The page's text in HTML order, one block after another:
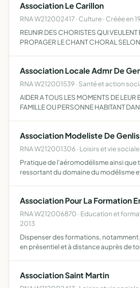
Association Le Carillon
RNA W212002417 · Culture · Créée en
REUNIR DES CHORISTES QUI VEULENT
PROPAGER LE CHANT CHORAL SELON
Association Locale Admr De
RNA W212001539 · Santé et action
AIDER A TOUS LES MOMENTS DE LEUR
FAMILLE OU PERSONNE HABITANT
PERSONNES UTILES A CETTE ACTION
Association Modeliste De Genlis
RNA W212001306 · Loisirs et vie sociale
Pratique de l'aéromodélisme ainsi que
ressortant du domaine du modélisme
Association Pour La Formation
RNA W212006870 · Education et
2013
Dispenser des formations,
en présentiel et à distance auprès de
Association Saint Martin